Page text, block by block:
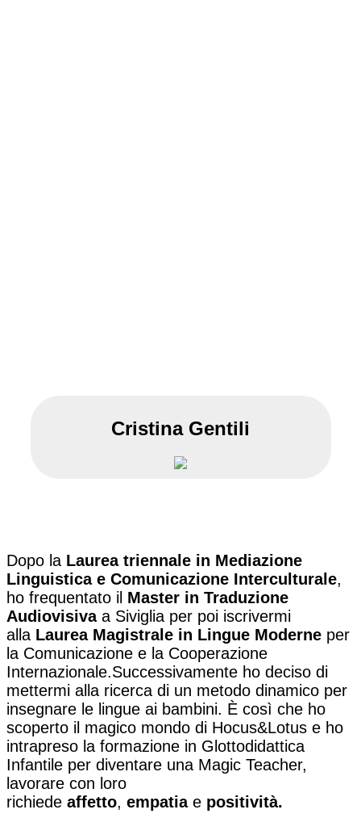
Cristina Gentili
Dopo la Laurea triennale in Mediazione
Linguistica e Comunicazione Interculturale,
ho frequentato il Master in Traduzione
Audiovisivaa Siviglia per poi iscrivermi
alla Laurea Magistrale in Lingue Moderne per
la Comunicazione e la Cooperazione
Internazionale.Successivamente ho deciso di
mettermi alla ricerca di un metodo dinamico per
insegnare le lingue ai bambini. È così che ho
scoperto il magico mondo di Hocus&Lotus e ho
intrapreso la formazione in Glottodidattica
Infantile per diventare una Magic Teacher,
lavorare con loro
richiede affetto, empatia e positività.